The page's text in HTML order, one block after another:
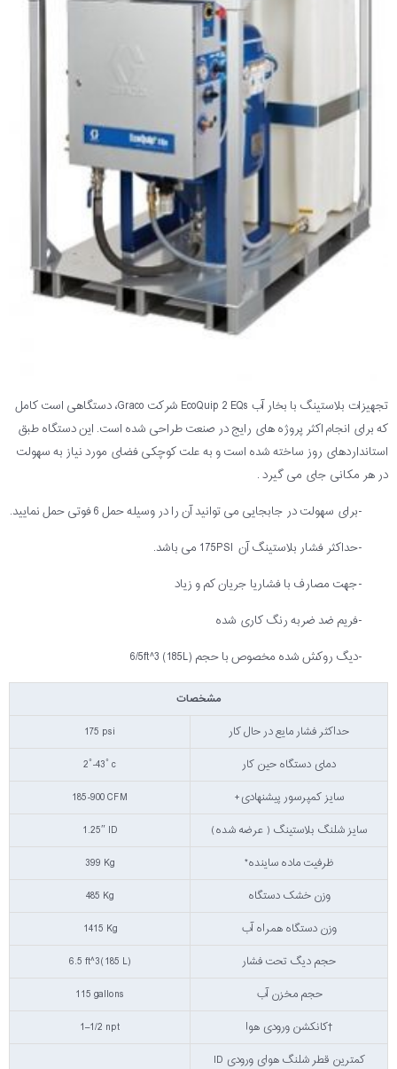
تجهیزات بلاستینگ با بخار آب EcoQuip 2 EQs شرکت Graco، دستگاهی است کامل
که برای انجام اکثر پروژه های رایج در صنعت طراحی شده است. این دستگاه طبق
استانداردهای روز ساخته شده است و به علت کوچکی فضای مورد نیاز به سهولت
در هر مکانی جای می گیرد .
-برای سهولت در جابجایی می توانید آن را در وسیله حمل 6 فوتی حمل نمایید.
-حداکثر فشار بلاستینگ آن 175PSI می باشد.
-جهت مصارف با فشاریا جریان کم و زیاد
-فریم ضد ضربه رنگ کاری شده
-دیگ روکش شده مخصوص با حجم (6/5ft^3 (185L
مشخصات
حداکثر فشار مایع در حال کار
175 psi
دمای دستگاه حین کار
2˚-43˚ c
سایز کمپرسور پیشنهادی+
185-900 CFM
سایز شلنگ بلاستینگ ( عرضه شده)
1.25″ ID
ظرفیت ماده ساینده*
399 Kg
وزن خشک دستگاه
485 Kg
وزن دستگاه همراه آب
1415 Kg
حجم دیگ تحت فشار
6.5 ft^3(185 L)
حجم مخزن آب
115 gallons
†کانکشن ورودی هوا
1–1/2 npt
کمترین قطر شلنگ هوای ورودی ID